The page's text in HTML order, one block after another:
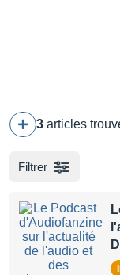
3 articles
Filtrer